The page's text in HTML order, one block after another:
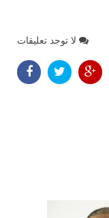
لا توجد تعليقات